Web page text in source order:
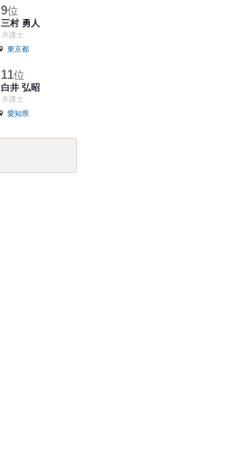
9位
三村 勇人
弁護士
東京都
11位
白井 弘昭
弁護士
愛知県